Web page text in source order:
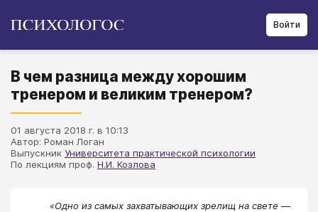
Войти
В чем разница между хорошим
тренером и великим тренером?
01 августа 2018 г. в 10:13
Автор: Роман Логан
Выпускник Университета практической психологии
По лекциям проф. Н.И. Козлова
«Одно из самых захватывающих зрелищ на свете —